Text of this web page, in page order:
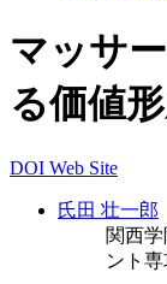
マッサ
る価値
DOI Web Site
氏田 壮一郎
関西
ント